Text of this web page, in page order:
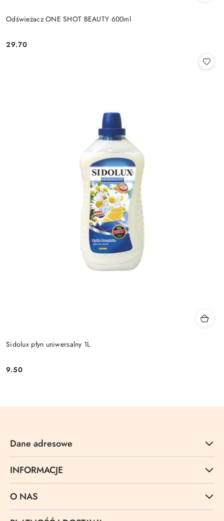
Odświeżacz ONE SHOT BEAUTY 600ml
Cena:
29.70
Sidolux płyn uniwersalny 1L
Cena:
9.50
Dane adresowe
INFORMACJE
O NAS